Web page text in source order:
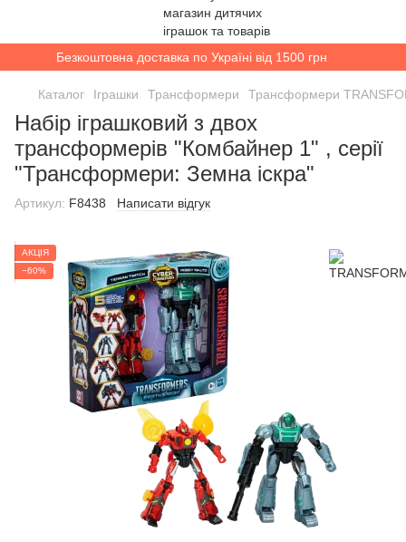
Безкоштовна доставка по Україні від 1500 грн
Каталог Іграшки Трансформери Трансформери
Набір іграшковий з двох
трансформерів "Комбайнер 1" , серії
"Трансформери: Земна іскра"
Артикул: F8438 Написати відгук
АКЦІЯ
−60%